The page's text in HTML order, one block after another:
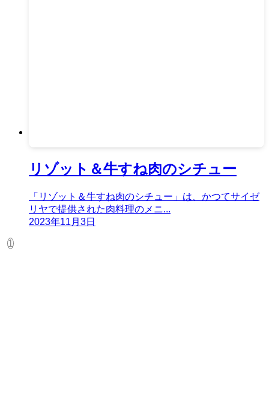
リゾット＆牛すね肉のシチュー
「リゾット＆牛すね肉のシチュー」は、かつてサイゼ
リヤで提供された肉料理のメニ...
2023年11月3日
1